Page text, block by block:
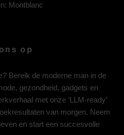
Montblanc
op
Bereik de moderne man in de
gezondheid, gadgets en
met onze ‘LLM-ready’
van morgen. Neem
en start een succesvolle